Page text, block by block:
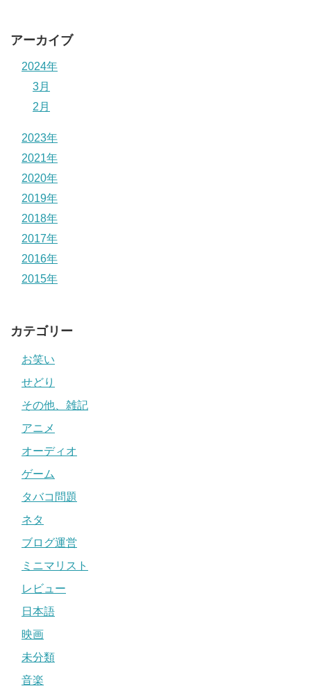
アーカイブ
2024年
3月
2月
2023年
2021年
2020年
2019年
2018年
2017年
2016年
2015年
カテゴリー
お笑い
せどり
その他、雑記
アニメ
オーディオ
ゲーム
タバコ問題
ネタ
ブログ運営
ミニマリスト
レビュー
日本語
映画
未分類
音楽